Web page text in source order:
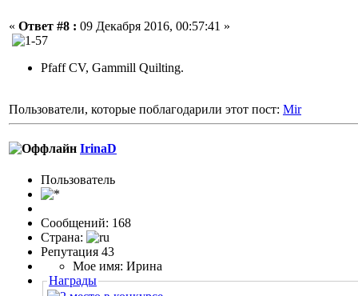
« Ответ #8 : 09 Декабря 2016, 00:57:41 »
Pfaff CV, Gammill Quilting.
Пользователи, которые поблагодарили этот пост: Mir
IrinaD
Пользовaтeль
Сообщений: 168
Страна:
Репутация 43
Мое имя: Ирина
Награды